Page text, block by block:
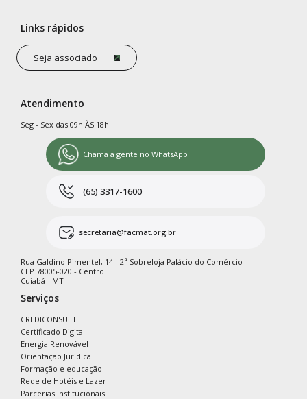
Links rápidos
Seja associado
Atendimento
Seg - Sex das 09h ÀS 18h
Chama a gente no WhatsApp
(65) 3317-1600
secretaria@facmat.org.br
Rua Galdino Pimentel, 14 - 2ª Sobreloja Palácio do Comércio
CEP 78005-020 - Centro
Cuiabá - MT
Serviços
CREDICONSULT
Certificado Digital
Energia Renovável
Orientação Jurídica
Formação e educação
Rede de Hotéis e Lazer
Parcerias Institucionais